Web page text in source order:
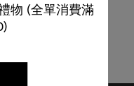
物 (全單消費滿